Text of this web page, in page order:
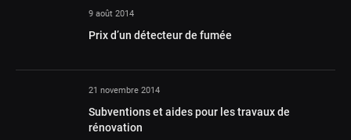
9 août 2014
Prix d’un détecteur de fumée
21 novembre 2014
Subventions et aides pour les travaux de
rénovation